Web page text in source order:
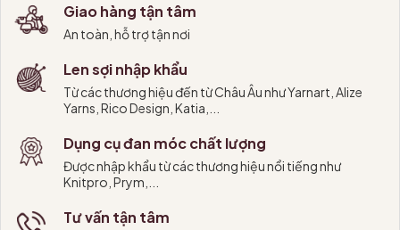
Giao hàng tận tâm
An toàn, hỗ trợ tận nơi
Len sợi nhập khẩu
Từ các thương hiệu đến từ Châu Âu như Yarnart, Alize
Yarns, Rico Design, Katia,...
Dụng cụ đan móc chất lượng
Được nhập khẩu từ các thương hiệu nổi tiếng như
Knitpro, Prym,...
Tư vấn tận tâm